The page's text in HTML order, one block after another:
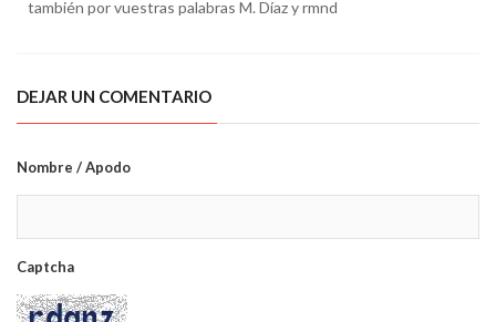
también por vuestras palabras M. Díaz y rmnd
DEJAR UN COMENTARIO
Nombre / Apodo
Captcha